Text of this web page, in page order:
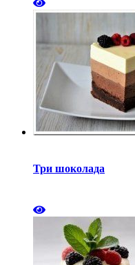
Три шоколада